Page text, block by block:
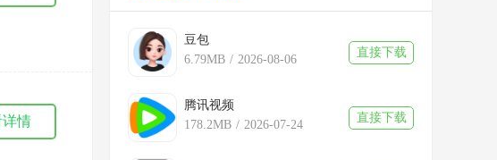
情
豆包
6.79MB / 2026-08-06
直接下载
腾讯视频
178.2MB / 2026-07-24
直接下载